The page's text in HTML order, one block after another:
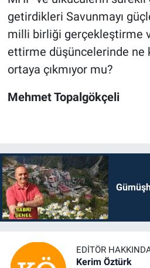
getirdikleri Savunmayı
milli birliği gerçekleştirme
ettirme düşüncelerinde ne
ortaya çıkmıyor mu?
Mehmet Topalgökçeli
EDITÖR
Kerim Öztürk